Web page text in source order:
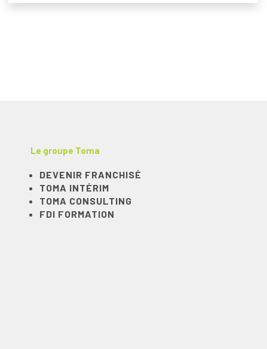
Le groupe Toma
DEVENIR FRANCHISÉ
TOMA INTÉRIM
TOMA CONSULTING
FDI FORMATION